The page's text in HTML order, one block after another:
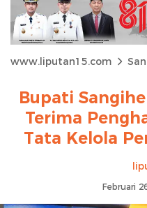
www.liputan15.com
Bupati
Terima
Tata Kelola
Februari